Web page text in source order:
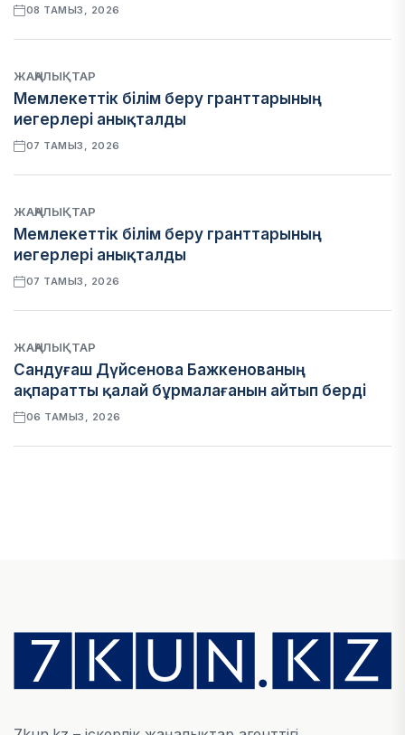
08 ТАМЫЗ, 2026
ЖАҢАЛЫҚТАР
Мемлекеттік білім беру гранттарының
иегерлері анықталды
07 ТАМЫЗ, 2026
ЖАҢАЛЫҚТАР
Мемлекеттік білім беру гранттарының
иегерлері анықталды
07 ТАМЫЗ, 2026
ЖАҢАЛЫҚТАР
Сандуғаш Дүйсенова Бажкенованың
ақпаратты қалай бұрмалағанын айтып берді
06 ТАМЫЗ, 2026
Алматы қалалық МКД мүлікті сатудан
алынатын салық туралы сұрақтарға жауап
берді